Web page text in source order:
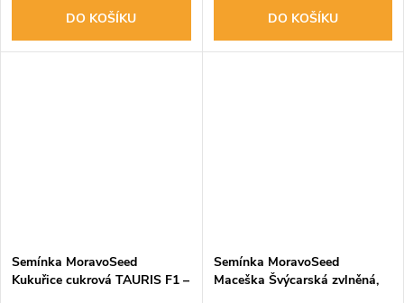
DO KOŠÍKU DO KOŠÍKU
Semínka MoravoSeed
Kukuřice cukrová TAURIS F1 –
Semínka MoravoSeed
Maceška Švýcarská zvlněná,